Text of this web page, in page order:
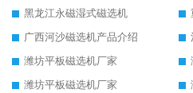
黑龙江永磁湿式磁选机
广西河沙磁选机产品介绍
潍坊平板磁选机厂家
潍坊平板磁选机厂家